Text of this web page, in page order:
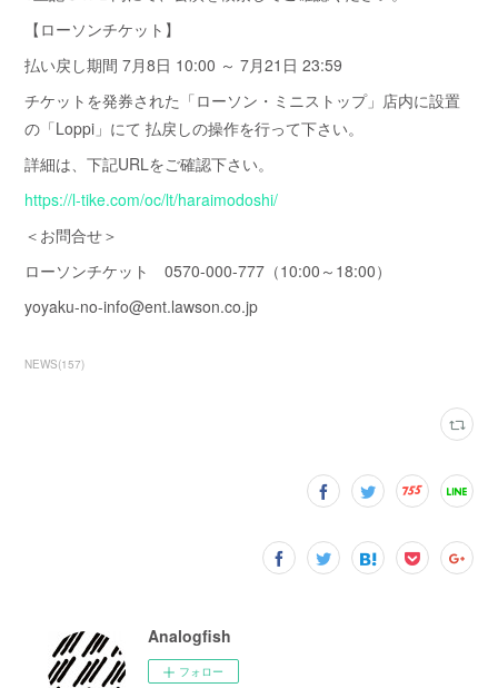
【ローソンチケット】
払い戻し期間 7月8日 10:00 ～ 7月21日 23:59
チケットを発券された「ローソン・ミニストップ」店内に設置
の「Loppi」にて 払戻しの操作を行って下さい。
詳細は、下記URLをご確認下さい。
https://l-tike.com/oc/lt/haraimodoshi/
＜お問合せ＞
ローソンチケット 0570-000-777（10:00～18:00）
yoyaku-no-info@ent.lawson.co.jp
NEWS(157)
Analogfish
フォロー